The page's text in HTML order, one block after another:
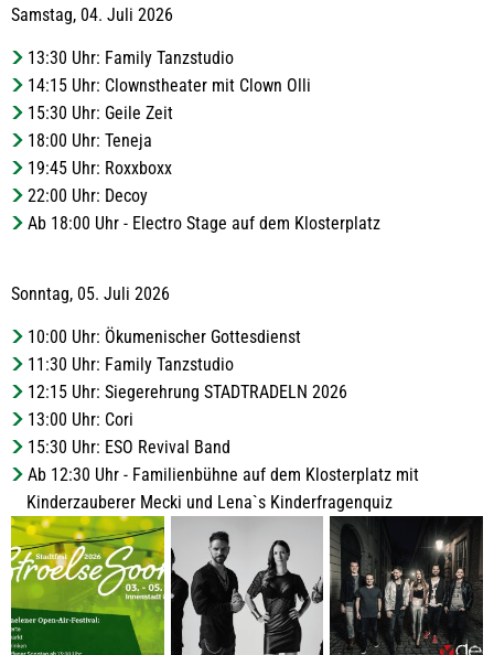
Samstag, 04. Juli 2026
13:30 Uhr: Family Tanzstudio
14:15 Uhr: Clownstheater mit Clown Olli
15:30 Uhr: Geile Zeit
18:00 Uhr: Teneja
19:45 Uhr: Roxxboxx
22:00 Uhr: Decoy
Ab 18:00 Uhr - Electro Stage auf dem Klosterplatz
Sonntag, 05. Juli 2026
10:00 Uhr: Ökumenischer Gottesdienst
11:30 Uhr: Family Tanzstudio
12:15 Uhr: Siegerehrung STADTRADELN 2026
13:00 Uhr: Cori
15:30 Uhr: ESO Revival Band
Ab 12:30 Uhr - Familienbühne auf dem Klosterplatz mit
Kinderzauberer Mecki und Lena`s Kinderfragenquiz